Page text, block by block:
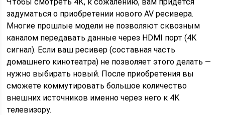
задуматься о приобретении нового AV ресивера.
Многие прошлые модели не позволяют сквозным
каналом передавать данные через HDMI порт (4K
сигнал). Если ваш ресивер (составная часть
домашнего кинотеатра) не позволяет этого делать —
нужно выбирать новый. После приобретения вы
сможете коммутировать большое количество
внешних источников именно через него к 4K
телевизору.